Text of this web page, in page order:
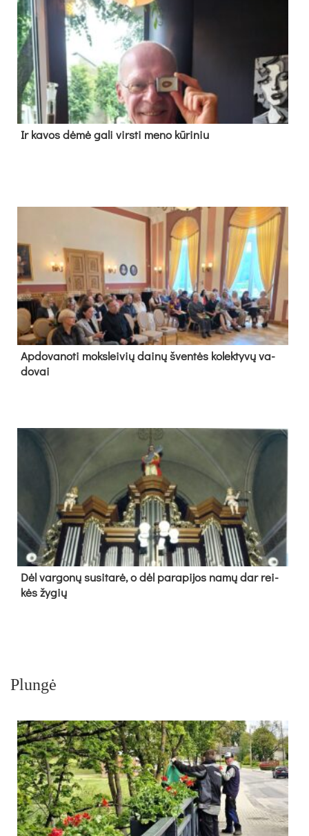
Ir ka­vos dė­mė ga­li virs­ti me­no kū­ri­niu
Ap­do­va­no­ti moks­lei­vių dai­nų šven­tės ko­lek­ty­vų va­
do­vai
Dėl var­go­nų su­si­ta­rė, o dėl pa­ra­pi­jos na­mų dar rei­
kės žy­gių
Plungė